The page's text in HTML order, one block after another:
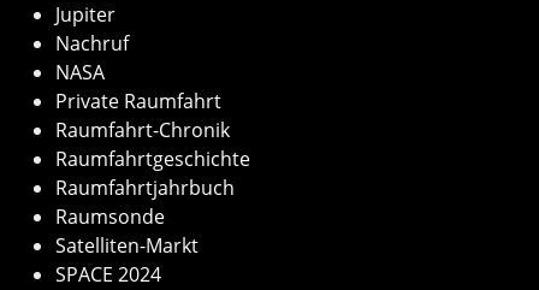
Jupiter
Nachruf
NASA
Private Raumfahrt
Raumfahrt-Chronik
Raumfahrtgeschichte
Raumfahrtjahrbuch
Raumsonde
Satelliten-Markt
SPACE 2024